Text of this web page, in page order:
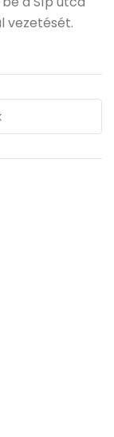
vezetését.